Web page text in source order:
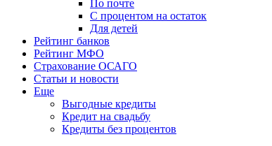
По почте
С процентом на остаток
Для детей
Рейтинг банков
Рейтинг МФО
Страхование ОСАГО
Статьи и новости
Еще
Выгодные кредиты
Кредит на свадьбу
Кредиты без процентов